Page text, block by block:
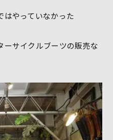
はやっていなかった
ーサイクルブーツの販売な